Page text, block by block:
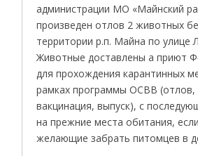
администрации МО «Майнский
произведен отлов 2 животных
территории р.п. Майна по улице
Животные доставлены а приют
для прохождения карантинных
рамках программы ОСВВ (отлов,
вакцинация, выпуск), с
на прежние места обитания,
желающие забрать питомцев в